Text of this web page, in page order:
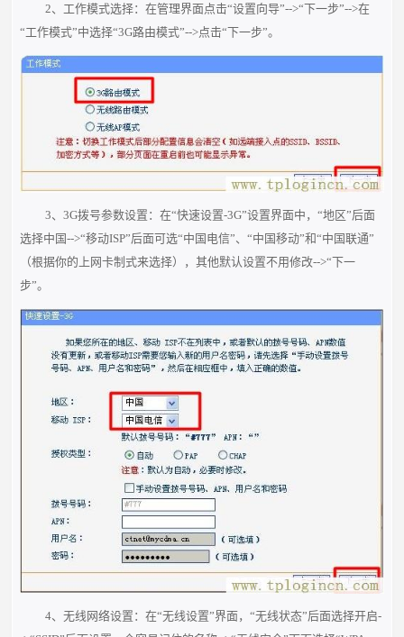
2、工作模式选择：在管理界面点击“设置向导”-->“下一步”-->在
“工作模式”中选择“3G路由模式”-->点击“下一步”。
3、3G拨号参数设置：在“快速设置-3G”设置界面中，“地区”后面
选择中国-->“移动ISP”后面可选“中国电信”、“中国移动”和“中国联通”
（根据你的上网卡制式来选择），其他默认设置不用修改-->“下一
步”。
4、无线网络设置：在“无线设置”界面，“无线状态”后面选择开启-